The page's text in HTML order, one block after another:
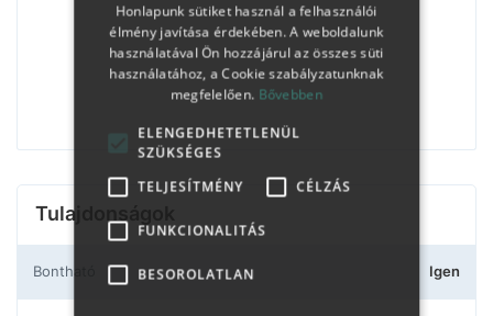
Tulajdonságok
Bontható Igen
Honlapunk sütiket használ a felhasználói
élmény javítása érdekében. A weboldalunk
használatával Ön hozzájárul az összes süti
használatához, a Cookie szabályzatunknak
megfelelően. Bővebben
ELENGEDHETETLENÜL
SZÜKSÉGES
TELJESÍTMÉNY
CÉLZÁS
FUNKCIONALITÁS
BESOROLATLAN